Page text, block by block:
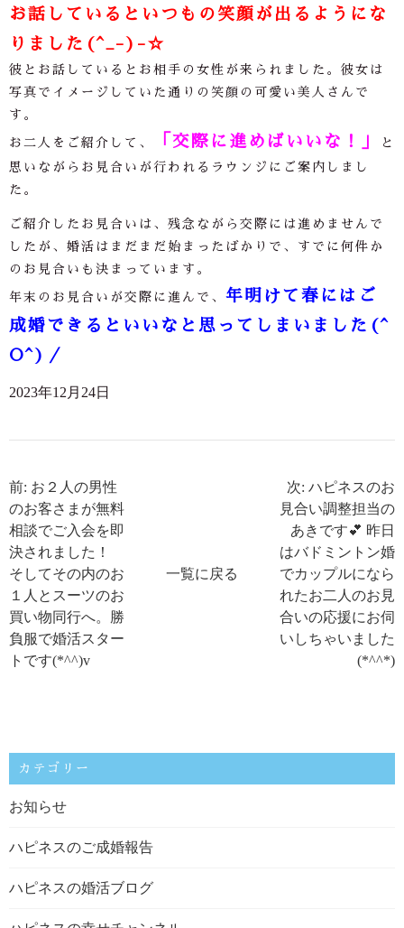
お話しているといつもの笑顔が出るようにな
りました(^_-)-☆
彼とお話しているとお相手の女性が来られました。彼女は
写真でイメージしていた通りの笑顔の可愛い美人さんで
す。
お二人をご紹介して、 「交際に進めばいいな！」
と
思いながらお見合いが行われるラウンジにご案内しまし
た。
ご紹介したお見合いは、残念ながら交際には進めませんで
したが、婚活はまだまだ始まったばかりで、すでに何件か
のお見合いも決まっています。
年末のお見合いが交際に進んで、 年明けて春にはご
成婚できるといいなと思ってしまいました(^
O^)／
2023年12月24日
前: お２人の男性
のお客さまが無料
相談でご入会を即
決されました！
そしてその内のお
１人とスーツのお
買い物同行へ。勝
負服で婚活スター
トです(*^^)v
一覧に戻る
次: ハピネスのお
見合い調整担当の
あきです💕 昨日
はバドミントン婚
でカップルになら
れたお二人のお見
合いの応援にお伺
いしちゃいました
(*^^*)
カテゴリー
お知らせ
ハピネスのご成婚報告
ハピネスの婚活ブログ